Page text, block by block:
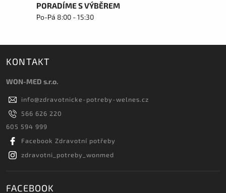
PORADÍME S VÝBĚREM
Po-Pá 8:00 - 15:30
KONTAKT
WON-MED s.r.o.
info@zdravotnicke-potreby-welnes.cz
566 626 220
605 594 999
Facebook Zdravotní potřeby
zdravotni_potreby_wonmed
FACEBOOK